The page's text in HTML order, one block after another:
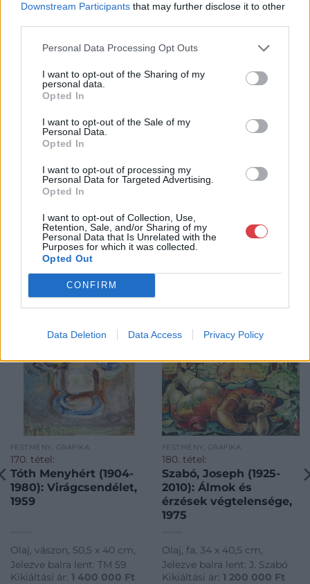
Downstream Participants that may further disclose it to other
Personal Data Processing Opt Outs
I want to opt-out of the Sharing of my
personal data.
Opted In
I want to opt-out of the Sale of my
Personal Data.
Opted In
I want to opt-out of processing my
Personal Data for Targeted Advertising.
Opted In
I want to opt-out of Collection, Use,
Retention, Sale, and/or Sharing of my
Personal Data that Is Unrelated with the
Purposes for which it was collected.
Opted Out
CONFIRM
Data Deletion Data Access Privacy Policy
Mű-Terem Galéria Kft.
1055 Budapest, Falk Miksa u. 30
Telefon: 36-1-312-2071, 269-4681 269-4681
Weboldal:http://www.viragjuditgaleria.hu
Bemutatkozás: Kiemelkedő kvalitású 19. és 20. századi magyar
aukcionálása. Exkluzív aukciók évente 3 alkalommal.
GALÉRIA TOVÁBBI MŰTÁRGYAI
KAPCSOLÓDÓ MŰTÁRGYAK
FESTMÉNY, GRAFIKA
170. tétel:
Tóth Menyhért (1904-
1980): Virágcsendélet,
1959
Olaj, vászon, 50,5 x 40 cm,
Jelezve balra lent: TM 59
Kikiáltási ár: 1 400 000 Ft
FESTMÉNY, GRAFIKA
180. tétel:
Szabó, Joseph (1925-
2010): Álmok és
érzések végtelensége,
1975
Olaj, fa, 34 x 40,5 cm,
Jelezve balra lent: J. Szabó
Kikiáltási ár: 1 200 000 Ft